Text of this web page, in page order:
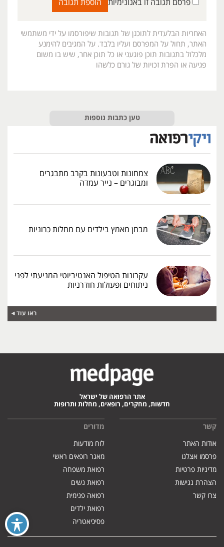
פרסם תגובה זו באנונימיות
האחריות הבלעדית לתוכנן של תגובות שיפורסמו על ידי משתמשי
האתר, תחול על המפרסם ועליו בלבד. על המגיבים להימנע
מלכלול בתגובות תוכן פוגעני או כל תוכן אחר, שיש בו משום
פגיעה או הפרת זכויות של גורם כלשהו
טען כתבות נוספות
צמחונות וטבעונות בקרב מתבגרים
ומבוגרים – נייר עמדה
מבחן מאמץ בילדים עם מחלות כרוניות
עקרונות הטיפול האנטיביוטי המניעתי לפני
ניתוחים ופעולות חודרניות
ראו עוד
אתר הרפואה של ישראל
חדשות, מחקרים, רופאים, מחלות ותרופות
קשר
אודות האתר
פרסמו אצלנו
מדיניות פרטיות
הצהרת נגישות
צרו קשר
מדורים
לוח מודעות
מאגר רופאים ראשי
רפואת משפחה
רפואת נשים
רפואה פנימית
רפואת ילדים
פסיכיאטריה